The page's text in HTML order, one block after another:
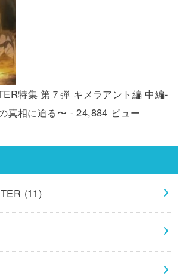
特集 第７弾 キメラアント編 中編-
真相に迫る〜 - 24,884 ビュー
(11)